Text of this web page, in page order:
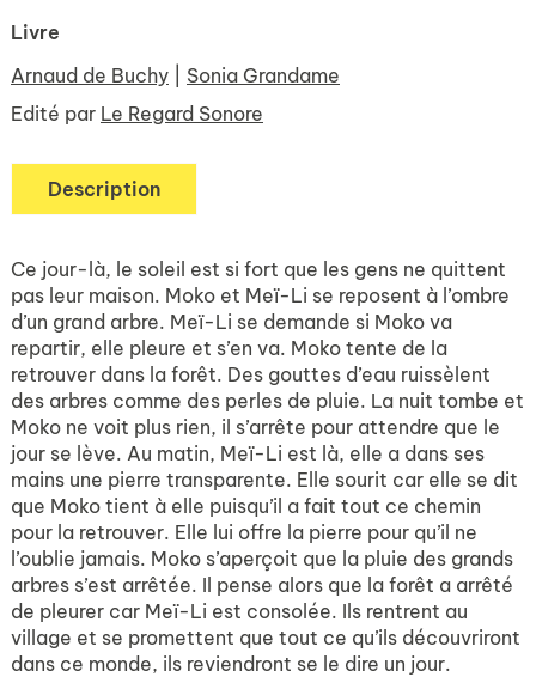
Livre
Arnaud de Buchy
Sonia Grandame
Edité par Le Regard Sonore
Description
Ce jour-là, le soleil est si fort que les gens ne quittent
pas leur maison. Moko et Meï-Li se reposent à l’ombre
d’un grand arbre. Meï-Li se demande si Moko va
repartir, elle pleure et s’en va. Moko tente de la
retrouver dans la forêt. Des gouttes d’eau ruissèlent
des arbres comme des perles de pluie. La nuit tombe et
Moko ne voit plus rien, il s’arrête pour attendre que le
jour se lève. Au matin, Meï-Li est là, elle a dans ses
mains une pierre transparente. Elle sourit car elle se dit
que Moko tient à elle puisqu’il a fait tout ce chemin
pour la retrouver. Elle lui offre la pierre pour qu’il ne
l’oublie jamais. Moko s’aperçoit que la pluie des grands
arbres s’est arrêtée. Il pense alors que la forêt a arrêté
de pleurer car Meï-Li est consolée. Ils rentrent au
village et se promettent que tout ce qu’ils découvriront
dans ce monde, ils reviendront se le dire un jour.